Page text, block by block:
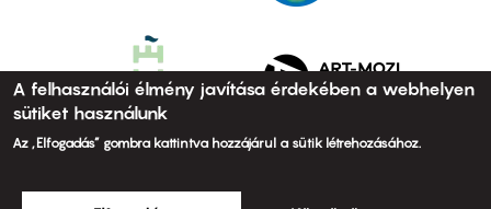
A felhasználói élmény javítása érdekében a webhelyen
sütiket használunk
Az „Elfogadás” gombra kattintva hozzájárul a sütik létrehozásához.